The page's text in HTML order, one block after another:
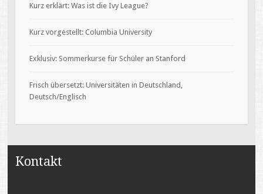
Kurz erklärt: Was ist die Ivy League?
Kurz vorgestellt: Columbia University
Exklusiv: Sommerkurse für Schüler an Stanford
Frisch übersetzt: Universitäten in Deutschland,
Deutsch/Englisch
Kontakt